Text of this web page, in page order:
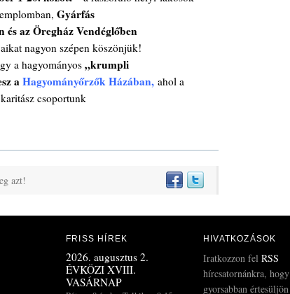
Gyárfás
és az Öregház Vendéglőben
nagyon szépen köszönjük!
a hagyományos „krumpli
aHagyományőrzők Házában, ahol a
csoportunk
azt!
FRISS HÍREK
2026. augusztus 2.
ÉVKÖZI XVIII.
VASÁRNAP
HIVATKOZÁSOK
Iratkozzon fel RSS
hírcsatornánkra, hogy
gyorsabban értesüljön